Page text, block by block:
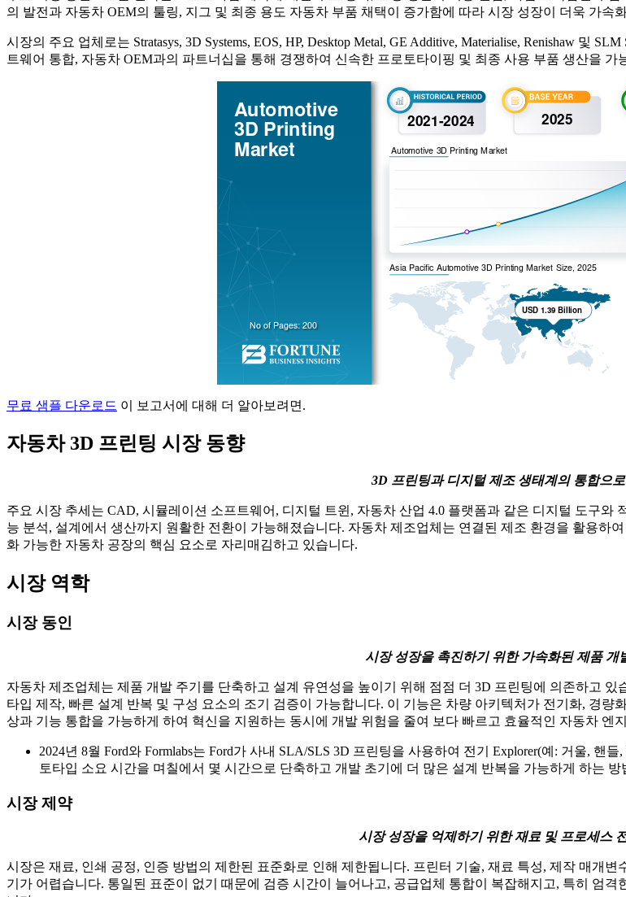
의 발전과 자동차 OEM의 툴링, 지그 및 최종 용도 자동차 부품 채택이 증가함에 따라 시장 성장이 더욱 가속
시장의 주요 업체로는 Stratasys, 3D Systems, EOS, HP, Desktop Metal, GE Additive, Materialise, Renishaw 및
트웨어 통합, 자동차 OEM과의 파트너십을 통해 경쟁하여 신속한 프로토타이핑 및 최종 사용 부품 생산을 가
무료 샘플 다운로드 이 보고서에 대해 더 알아보려면.
자동차 3D 프린팅 시장 동향
3D 프린팅과 디지털 제조 생태계의 통합으
주요 시장 추세는 CAD, 시뮬레이션 소프트웨어, 디지털 트윈, 자동차 산업 4.0 플랫폼과 같은 디지털 도구
능 분석, 설계에서 생산까지 원활한 전환이 가능해졌습니다. 자동차 제조업체는 연결된 제조 환경을 활용하
화 가능한 자동차 공장의 핵심 요소로 자리매김하고 있습니다.
시장 역학
시장 동인
시장 성장을 촉진하기 위한 가속화된 제품 개
자동차 제조업체는 제품 개발 주기를 단축하고 설계 유연성을 높이기 위해 점점 더 3D 프린팅에 의존하고
타입 제작, 빠른 설계 반복 및 구성 요소의 조기 검증이 가능합니다. 이 기능은 차량 아키텍처가 전기화, 경
상과 기능 통합을 가능하게 하여 혁신을 지원하는 동시에 개발 위험을 줄여 보다 빠르고 효율적인 자동차 엔
2024년 8월 Ford와 Formlabs는 Ford가 사내 SLA/SLS 3D 프린팅을 사용하여 전기 Explorer(예: 거울,
토타입 소요 시간을 며칠에서 몇 시간으로 단축하고 개발 초기에 더 많은 설계 반복을 가능하게 하는 방
시장 제약
시장 성장을 억제하기 위한 재료 및 프로세스
시장은 재료, 인쇄 공정, 인증 방법의 제한된 표준화로 인해 제한됩니다. 프린터 기술, 재료 특성, 제작 매개
기가 어렵습니다. 통일된 표준이 없기 때문에 검증 시간이 늘어나고, 공급업체 통합이 복잡해지고, 특히 엄